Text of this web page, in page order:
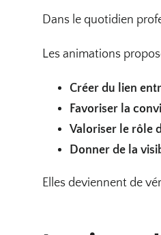
Dans le quotidien
Les animations
Créer du lien
Favoriser la
Valoriser le rôle
Donner de la
Elles deviennent de